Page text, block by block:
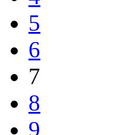
5
6
7
8
9